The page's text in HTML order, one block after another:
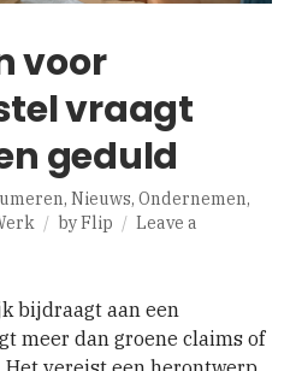
voor
vraagt
geduld
, Nieuws, Ondernemen,
byFlip
Leave a
bijdraagt aan een
meer dan groene claims of